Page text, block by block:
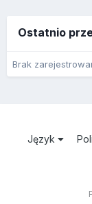
Ostatnio
Brak
Język